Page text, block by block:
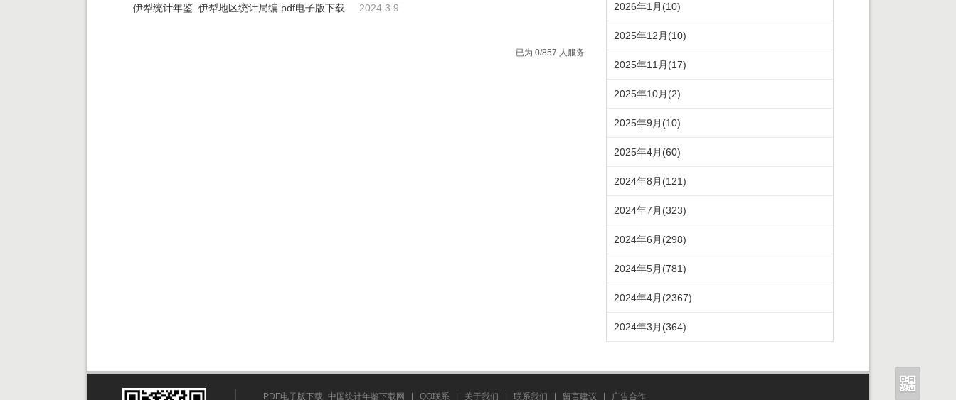
伊犁统计年鉴_伊犁地区统计局编 pdf电子版下载
2024.3.9
已为 0/857 人服务
2026年1月(10)
2025年12月(10)
2025年11月(17)
2025年10月(2)
2025年9月(10)
2025年4月(60)
2024年8月(121)
2024年7月(323)
2024年6月(298)
2024年5月(781)
2024年4月(2367)
2024年3月(364)
PDF电子版下载_中国统计年鉴下载网 QQ联系 关于我们 联系我们 留言建议 广告合作